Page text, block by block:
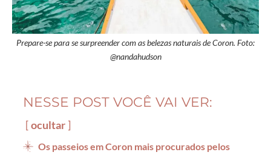
Prepare-se para se surpreender com as belezas naturais de Coron. Foto:
@nandahudson
NESSE POST VOCÊ VAI VER:
ocultar
Os passeios em Coron mais procurados pelos